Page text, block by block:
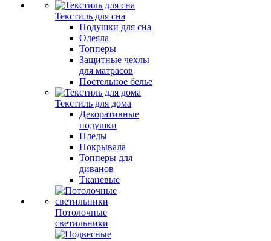
Текстиль для сна
Подушки для сна
Одеяла
Топперы
Защитные чехлы
для матрасов
Постельное белье
Текстиль для дома
Декоративные
подушки
Пледы
Покрывала
Топперы для
диванов
Тканевые
Потолочные
светильники